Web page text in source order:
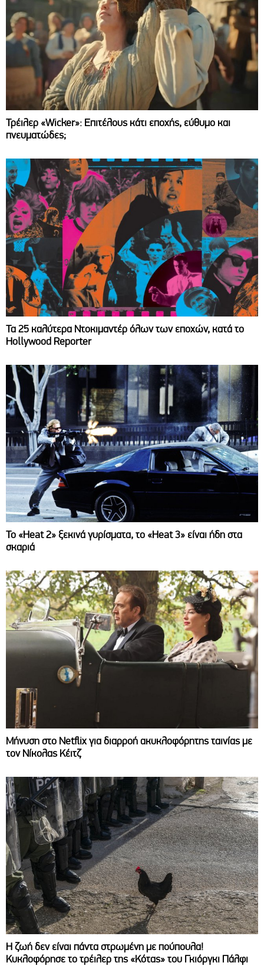
Τρέιλερ «Wicker»: Επιτέλους κάτι εποχής, εύθυμο και
πνευματώδες;
Τα 25 καλύτερα Ντοκιμαντέρ όλων των εποχών, κατά το
Hollywood Reporter
Το «Heat 2» ξεκινά γυρίσματα, το «Heat 3» είναι ήδη στα
σκαριά
Μήνυση στο Netflix για διαρροή ακυκλοφόρητης ταινίας με
τον Νίκολας Κέιτζ
Η ζωή δεν είναι πάντα στρωμένη με πούπουλα!
Κυκλοφόρησε το τρέιλερ της «Κότας» του Γκιόργκι Πάλφι